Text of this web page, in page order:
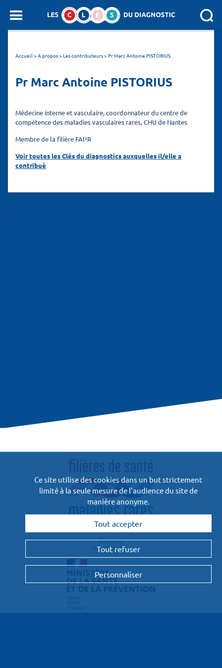
SEARCH :
Accueil>A propos > Les contributeurs>Pr Marc Antoine PISTORIUS
Pr Marc Antoine PISTORIUS
Médecine interne et vasculaire, coordonnateur du centre de
compétence des maladies vasculaires rares, CHU de Nantes
Membre de la filière FAI²R
Voir toutes les Clés du diagnostics auxquelles il/elle a
contribué
Financées
et pilotées par :
Ce site utilise des cookies dans un but strictement
limité à la seule mesure de l’audience du site de
manière anonyme.
Tout accepter
Tout refuser
Personnaliser